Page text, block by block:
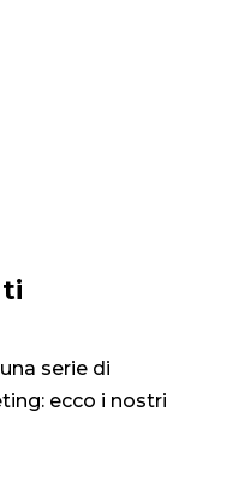
serie di
ecco i nostri